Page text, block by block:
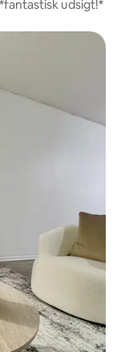
udsigt!*